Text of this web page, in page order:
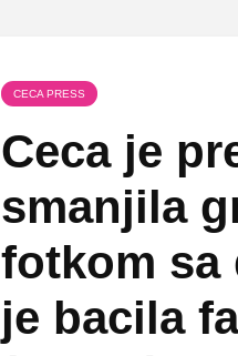
CECA PRESS
Ceca je
smanjila
fotkom sa
je bacila